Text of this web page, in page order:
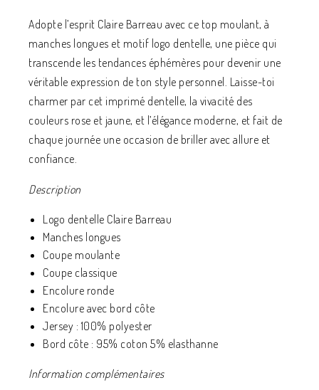
Adopte l’esprit Claire Barreau avec ce top moulant, à
manches longues et motif logo dentelle, une pièce qui
transcende les tendances éphémères pour devenir une
véritable expression de ton style personnel. Laisse-toi
charmer par cet imprimé dentelle, la vivacité des
couleurs rose et jaune, et l’élégance moderne, et fait de
chaque journée une occasion de briller avec allure et
confiance.
Description
Logo dentelle Claire Barreau
Manches longues
Coupe moulante
Coupe classique
Encolure ronde
Encolure avec bord côte
Jersey : 100% polyester
Bord côte : 95% coton 5% elasthanne
Information complémentaires